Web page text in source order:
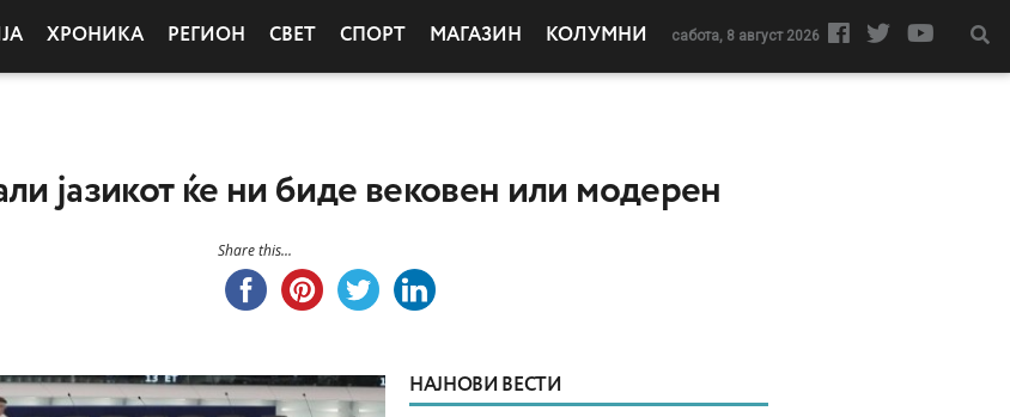
ХРОНИКА РЕГИОН СВЕТ СПОРТ МАГАЗИН КОЛУМНИ сабота, 8 август 2026
јазикот ќе ни биде вековен или модерен
Share this...
НАЈНОВИ ВЕСТИ